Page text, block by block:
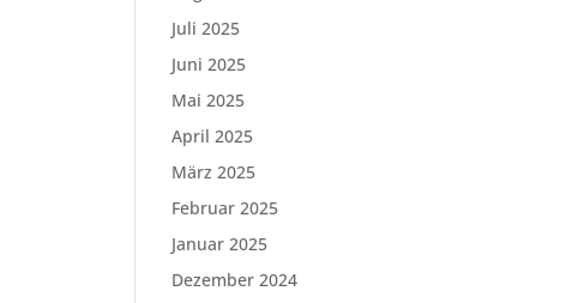
Juli 2025
Juni 2025
Mai 2025
April 2025
März 2025
Februar 2025
Januar 2025
Dezember 2024